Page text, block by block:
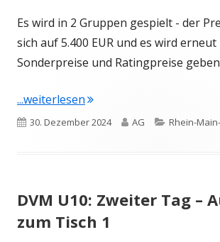
Es wird in 2 Gruppen gespielt - der
sich auf 5.400 EUR und es wird
Sonderpreise und Ratingpreise
...weiterlesen"Rhein-Main-Open 2025:
Veröffentlicht
30. Dezember 2024 Autor
AG Kategorien
Rhein-
DVM U10: Zweiter Tag –
zum Tisch 1